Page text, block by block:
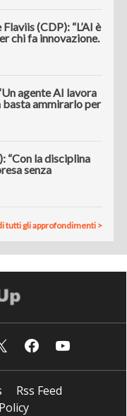
(CDP): “L’AI è
chi fa innovazione.
agente AI lavora
basta ammirarlo per
“Con la disciplina
senza
tutti gli approfondimenti >
Rss Feed